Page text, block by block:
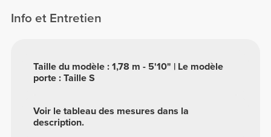
Info et Entretien
Voir le tableau des mesures dans la
description.
Taille du modèle : 1,78 m - 5'10" | Le modèle
porte : Taille S